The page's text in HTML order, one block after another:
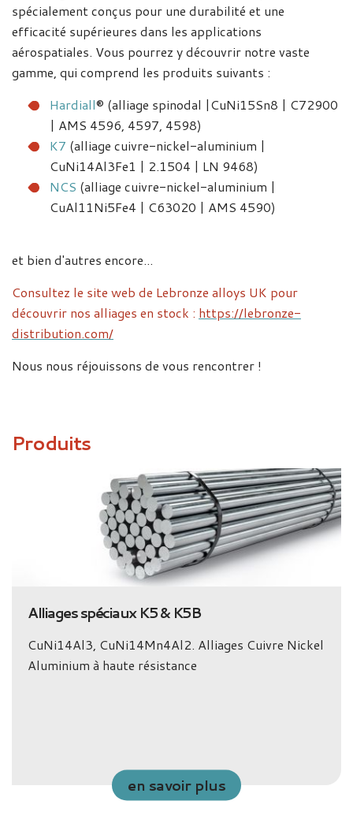
spécialement conçus pour une durabilité et une
efficacité supérieures dans les applications
aérospatiales. Vous pourrez y découvrir notre vaste
gamme, qui comprend les produits suivants :
Hardiall® (alliage spinodal |CuNi15Sn8 | C72900
| AMS 4596, 4597, 4598)
K7 (alliage cuivre-nickel-aluminium |
CuNi14Al3Fe1 | 2.1504 | LN 9468)
NCS (alliage cuivre-nickel-aluminium |
CuAl11Ni5Fe4 | C63020 | AMS 4590)
et bien d'autres encore...
Consultez le site web de Lebronze alloys UK pour
découvrir nos alliages en stock : https://lebronze-
distribution.com/
Nous nous réjouissons de vous rencontrer !
Produits
Alliages spéciaux K5 & K5B
CuNi14Al3, CuNi14Mn4Al2. Alliages Cuivre Nickel
Aluminium à haute résistance
en savoir plus